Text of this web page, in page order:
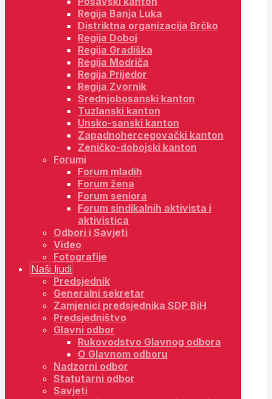
Regija Banja Luka
Distriktna organizacija Brčko
Regija Doboj
Regija Gradiška
Regija Modriča
Regija Prijedor
Regija Zvornik
Srednjobosanski kanton
Tuzlanski kanton
Unsko-sanski kanton
Zapadnohercegovački kanton
Zeničko-dobojski kanton
Forumi
Forum mladih
Forum žena
Forum seniora
Forum sindikalnih aktivista i
aktivistica
Odbori i Savjeti
Video
Fotografije
Naši ljudi
Predsjednik
Generalni sekretar
Zamjenici predsjednika SDP BiH
Predsjedništvo
Glavni odbor
Rukovodstvo Glavnog odbora
O Glavnom odboru
Nadzorni odbor
Statutarni odbor
Savjeti